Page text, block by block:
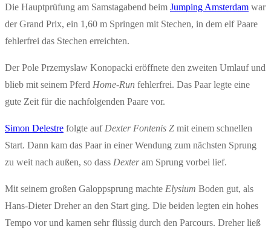
Die Hauptprüfung am Samstagabend beim Jumping Amsterdam war
der Grand Prix, ein 1,60 m Springen mit Stechen, in dem elf Paare
fehlerfrei das Stechen erreichten.
Der Pole Przemyslaw Konopacki eröffnete den zweiten Umlauf und
blieb mit seinem Pferd Home-Run fehlerfrei. Das Paar legte eine
gute Zeit für die nachfolgenden Paare vor.
Simon Delestre folgte auf Dexter Fontenis Z mit einem schnellen
Start. Dann kam das Paar in einer Wendung zum nächsten Sprung
zu weit nach außen, so dass Dexteram Sprung vorbei lief.
Mit seinem großen Galoppsprung machte Elysium Boden gut, als
Hans-Dieter Dreher an den Start ging. Die beiden legten ein hohes
Tempo vor und kamen sehr flüssig durch den Parcours. Dreher ließ